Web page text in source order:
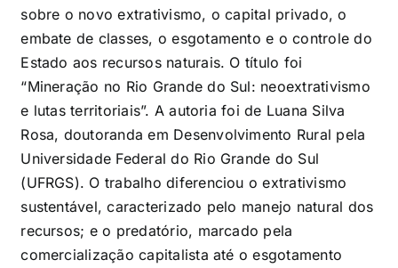
sobre o novo extrativismo, o capital privado, o
embate de classes, o esgotamento e o controle do
Estado aos recursos naturais. O título foi
“Mineração no Rio Grande do Sul: neoextrativismo
e lutas territoriais”. A autoria foi de Luana Silva
Rosa, doutoranda em Desenvolvimento Rural pela
Universidade Federal do Rio Grande do Sul
(UFRGS). O trabalho diferenciou o extrativismo
sustentável, caracterizado pelo manejo natural dos
recursos; e o predatório, marcado pela
comercialização capitalista até o esgotamento